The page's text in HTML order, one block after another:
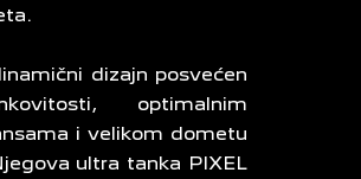
dizajn posvećen
optimalnim
i velikom dometu
ultra tanka PIXEL